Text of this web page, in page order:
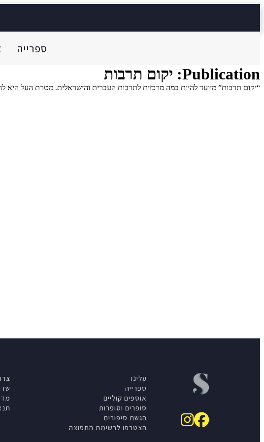
ספרייה
Publication: יקום תרבות
“יקום תרבות” מיועד להיות במה מרכזית לתרבות העברית והישראלית. מטרת העל היא
עלינו
ספרייה
אוספים קוליים
סופרים וסופרות
הגשת סיפורים
הצטרפו לרשימת התפוצה